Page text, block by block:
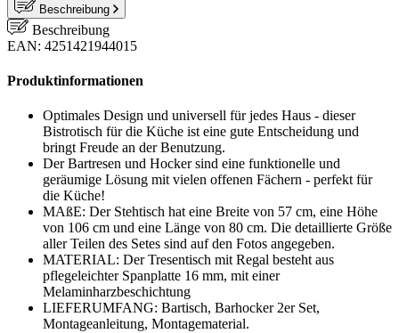
Beschreibung
Beschreibung
EAN: 4251421944015
Produktinformationen
Optimales Design und universell für jedes Haus - dieser
Bistrotisch für die Küche ist eine gute Entscheidung und
bringt Freude an der Benutzung.
Der Bartresen und Hocker sind eine funktionelle und
geräumige Lösung mit vielen offenen Fächern - perfekt für
die Küche!
MAßE: Der Stehtisch hat eine Breite von 57 cm, eine Höhe
von 106 cm und eine Länge von 80 cm. Die detaillierte Größe
aller Teilen des Setes sind auf den Fotos angegeben.
MATERIAL: Der Tresentisch mit Regal besteht aus
pflegeleichter Spanplatte 16 mm, mit einer
Melaminharzbeschichtung
LIEFERUMFANG: Bartisch, Barhocker 2er Set,
Montageanleitung, Montagematerial.